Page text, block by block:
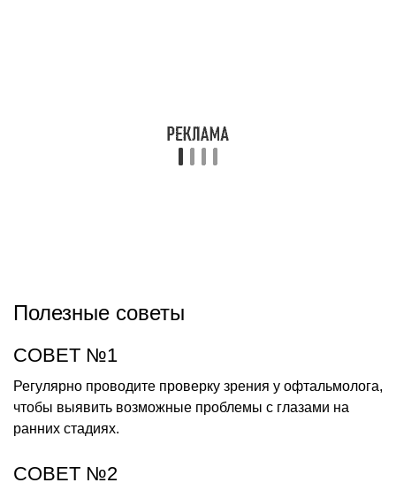
Полезные советы
СОВЕТ №1
Регулярно проводите проверку зрения у офтальмолога,
чтобы выявить возможные проблемы с глазами на
ранних стадиях.
СОВЕТ №2